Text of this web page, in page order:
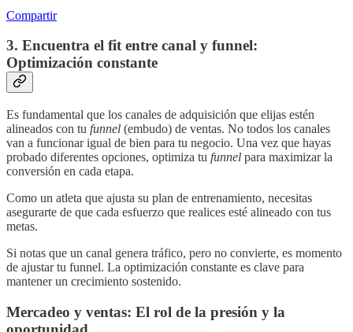
Compartir
3. Encuentra el fit entre canal y funnel:
Optimización constante
Es fundamental que los canales de adquisición que elijas estén
alineados con tu funnel (embudo) de ventas. No todos los canales
van a funcionar igual de bien para tu negocio. Una vez que hayas
probado diferentes opciones, optimiza tu funnel para maximizar la
conversión en cada etapa.
Como un atleta que ajusta su plan de entrenamiento, necesitas
asegurarte de que cada esfuerzo que realices esté alineado con tus
metas.
Si notas que un canal genera tráfico, pero no convierte, es momento
de ajustar tu funnel. La optimización constante es clave para
mantener un crecimiento sostenido.
Mercadeo y ventas: El rol de la presión y la